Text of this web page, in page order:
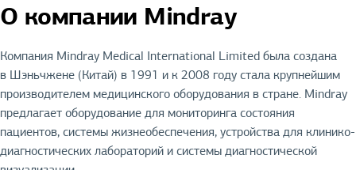
О компании Mindray
Компания Mindray Medical International Limited была создана
в Шэньчжене (Китай) в 1991 и к 2008 году стала крупнейшим
производителем медицинского оборудования в стране. Mindray
предлагает оборудование для мониторинга состояния
пациентов, системы жизнеобеспечения, устройства для клинико-
диагностических лабораторий и системы диагностической